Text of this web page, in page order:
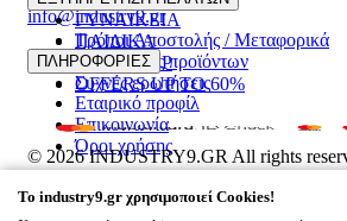
info@industry9.gr
ΓΥΝΑΙΚΕΙΑ
ΠΑΙΔΙΚΑ
ΑΞΕΣΟΥΑΡ
OFFERS UP TO 60%
Τρόποι Αποστολής / Μεταφορικά
Επιστροφές προϊόντων
Συχνές ερωτήσεις
ΠΛΗΡΟΦΟΡΙΕΣ
Εταιρικό προφίλ
Επικοινωνία
Όροι χρήσης
© 2026INDUSTRY9.GR All rights
× Το Καλάθι Σου
To industry9.gr χρησιμοποιεί Cookies!